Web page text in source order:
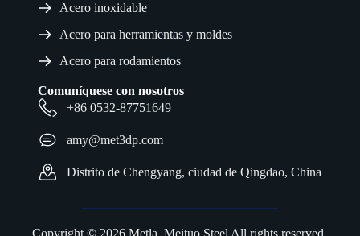
Acero inoxidable
Acero para herramientas y moldes
Acero para rodamientos
Comuníquese con nosotros
+86 0532-87751649
amy@met3dp.com
Distrito de Chengyang, ciudad de Qingdao, China